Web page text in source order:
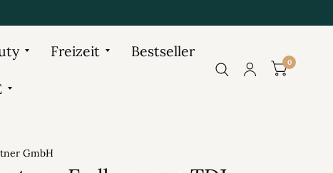
Freizeit Bestseller
0
GmbH